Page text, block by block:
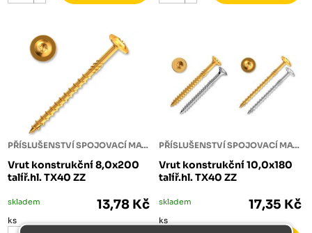
PŘÍSLUŠENSTVÍ SPOJOVACÍ MATERIÁL
Vrut konstrukční 8,0x200
talíř.hl. TX40 ZZ
skladem 13,78 Kč
ks
PŘÍSLUŠENSTVÍ SPOJOVACÍ MATERIÁL
Vrut konstrukční 10,0x180
talíř.hl. TX40 ZZ
skladem 17,35 Kč
ks